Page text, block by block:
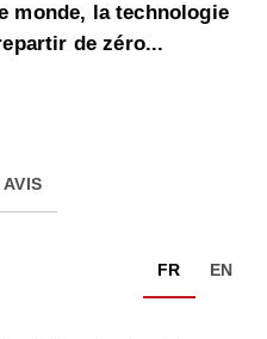
monde, la technologie
de zéro...
AVIS
FR EN